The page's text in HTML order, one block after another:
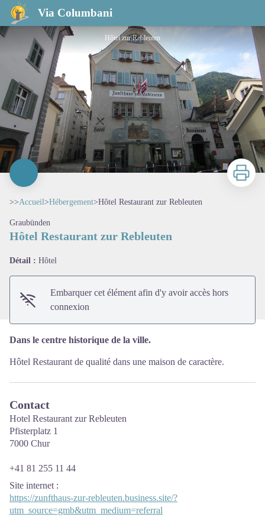
Via Columbani
Hôtel Restaurant zur Rebleuten
Hôtel zur Rebleuten
Imprimer
>>Accueil>Hébergement>Hôtel Restaurant zur Rebleuten
Graubünden
Hôtel Restaurant zur Rebleuten
Détail : Hôtel
Embarquer cet élément afin d'y avoir accès hors
connexion
Dans le centre historique de la ville.
Hôtel Restaurant de qualité dans une maison de caractère.
Contact
Hotel Restaurant zur Rebleuten
Pfisterplatz 1
7000 Chur
+41 81 255 11 44
Site internet :
https://zunfthaus-zur-rebleuten.business.site/?
utm_source=gmb&utm_medium=referral